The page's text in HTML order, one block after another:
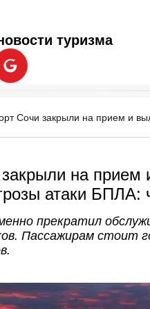
туризма
Сочи закрыли на прием и
на прием
атаки БПЛА:
прекратил
Пассажирам стоит